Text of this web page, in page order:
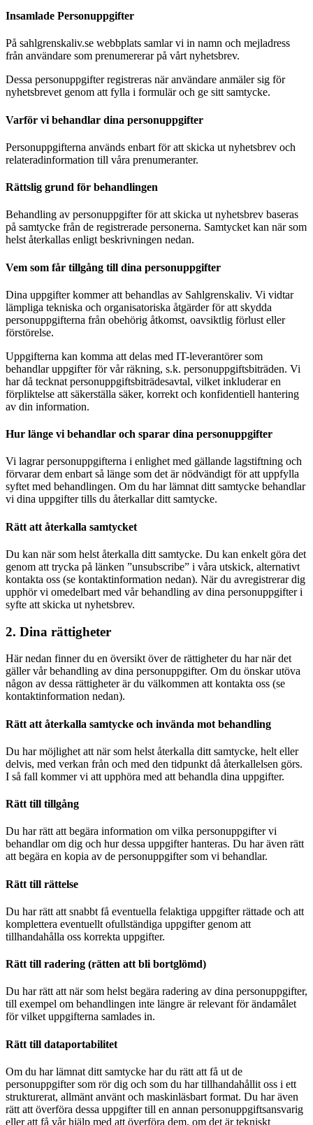
Insamlade Personuppgifter
På sahlgrenskaliv.se webbplats samlar vi in namn och mejladress
från användare som prenumererar på vårt nyhetsbrev.
Dessa personuppgifter registreras när användare anmäler sig för
nyhetsbrevet genom att fylla i formulär och ge sitt samtycke.
Varför vi behandlar dina personuppgifter
Personuppgifterna används enbart för att skicka ut nyhetsbrev och
relateradinformation till våra prenumeranter.
Rättslig grund för behandlingen
Behandling av personuppgifter för att skicka ut nyhetsbrev baseras
på samtycke från de registrerade personerna. Samtycket kan när som
helst återkallas enligt beskrivningen nedan.
Vem som får tillgång till dina personuppgifter
Dina uppgifter kommer att behandlas av Sahlgrenskaliv. Vi vidtar
lämpliga tekniska och organisatoriska åtgärder för att skydda
personuppgifterna från obehörig åtkomst, oavsiktlig förlust eller
förstörelse.
Uppgifterna kan komma att delas med IT-leverantörer som
behandlar uppgifter för vår räkning, s.k. personuppgiftsbiträden. Vi
har då tecknat personuppgiftsbiträdesavtal, vilket inkluderar en
förpliktelse att säkerställa säker, korrekt och konfidentiell hantering
av din information.
Hur länge vi behandlar och sparar dina personuppgifter
Vi lagrar personuppgifterna i enlighet med gällande lagstiftning och
förvarar dem enbart så länge som det är nödvändigt för att uppfylla
syftet med behandlingen. Om du har lämnat ditt samtycke behandlar
vi dina uppgifter tills du återkallar ditt samtycke.
Rätt att återkalla samtycket
Du kan när som helst återkalla ditt samtycke. Du kan enkelt göra det
genom att trycka på länken ”unsubscribe” i våra utskick, alternativt
kontakta oss (se kontaktinformation nedan). När du avregistrerar dig
upphör vi omedelbart med vår behandling av dina personuppgifter i
syfte att skicka ut nyhetsbrev.
2. Dina rättigheter
Här nedan finner du en översikt över de rättigheter du har när det
gäller vår behandling av dina personuppgifter. Om du önskar utöva
någon av dessa rättigheter är du välkommen att kontakta oss (se
kontaktinformation nedan).
Rätt att återkalla samtycke och invända mot behandling
Du har möjlighet att när som helst återkalla ditt samtycke, helt eller
delvis, med verkan från och med den tidpunkt då återkallelsen görs.
I så fall kommer vi att upphöra med att behandla dina uppgifter.
Rätt till tillgång
Du har rätt att begära information om vilka personuppgifter vi
behandlar om dig och hur dessa uppgifter hanteras. Du har även rätt
att begära en kopia av de personuppgifter som vi behandlar.
Rätt till rättelse
Du har rätt att snabbt få eventuella felaktiga uppgifter rättade och att
komplettera eventuellt ofullständiga uppgifter genom att
tillhandahålla oss korrekta uppgifter.
Rätt till radering (rätten att bli bortglömd)
Du har rätt att när som helst begära radering av dina personuppgifter,
till exempel om behandlingen inte längre är relevant för ändamålet
för vilket uppgifterna samlades in.
Rätt till dataportabilitet
Om du har lämnat ditt samtycke har du rätt att få ut de
personuppgifter som rör dig och som du har tillhandahållit oss i ett
strukturerat, allmänt använt och maskinläsbart format. Du har även
rätt att överföra dessa uppgifter till en annan personuppgiftsansvarig
eller att få vår hjälp med att överföra dem, om det är tekniskt